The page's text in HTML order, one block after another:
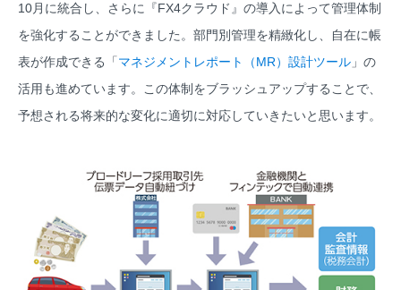
10月に統合し、さらに『FX4クラウド』の導入によって管理体制
を強化することができました。部門別管理を精緻化し、自在に帳
表が作成できる「マネジメントレポート（MR）設計ツール 」の
活用も進めています。この体制をブラッシュアップすることで、
予想される将来的な変化に適切に対応していきたいと思います。